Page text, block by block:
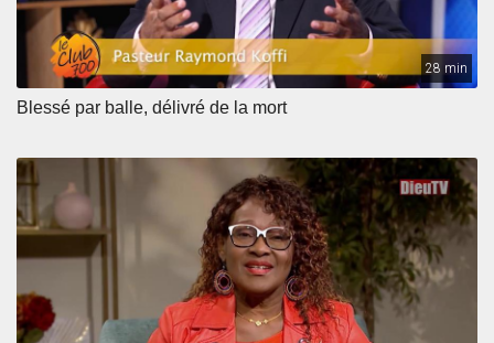
28 min
Blessé par balle, délivré de la mort